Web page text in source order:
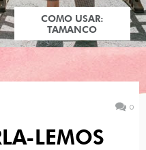
COMO USAR:
TAMANCO
0
LEMOS